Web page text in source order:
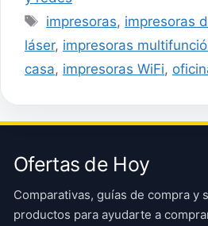
Etiquetas
impresoras, impresoras
láser, impresoras
casa, impresoras WiFi,
Ofertas de Hoy
Comparativas, guías de compra y
productos para ayudarte a